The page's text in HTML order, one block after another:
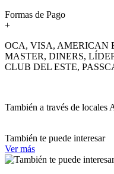
Formas de Pago
+
OCA, VISA, AMERICAN
MASTER, DINERS,
CLUB DEL ESTE,
También a través de locales
También te puede interesar
Ver más